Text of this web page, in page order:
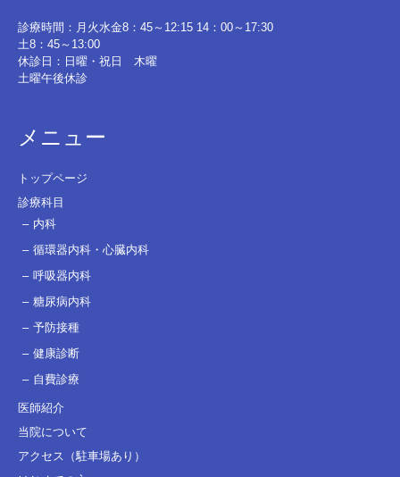
診療時間：月火水金8：45～12:15 14：00～17:30
土8：45～13:00
休診日：日曜・祝日 木曜
土曜午後休診
メニュー
トップページ
診療科目
内科
循環器内科・心臓内科
呼吸器内科
糖尿病内科
予防接種
健康診断
自費診療
医師紹介
当院について
アクセス（駐車場あり）